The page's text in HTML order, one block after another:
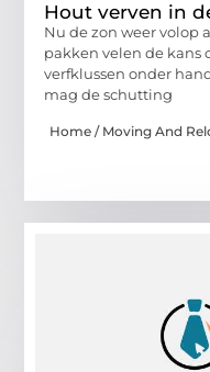
Hout verven in
Nu de zon weer volop
pakken velen de kans
verfklussen onder
mag de schutting
Home / Moving And